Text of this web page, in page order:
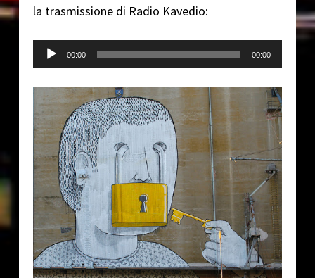
la trasmissione di Radio Kavedio:
Audio Player
00:00 00:00